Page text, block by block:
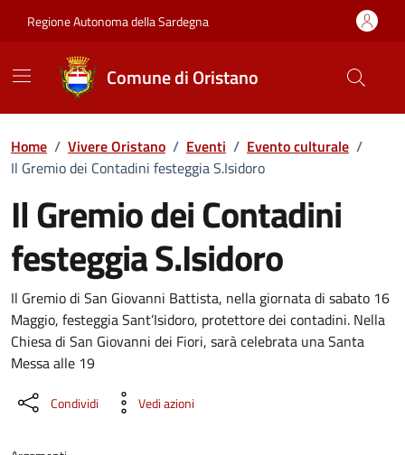
Regione Autonoma della Sardegna
Comune di Oristano
Home / Vivere Oristano / Eventi / Evento culturale /
Il Gremio dei Contadini festeggia S.Isidoro
Il Gremio dei Contadini
festeggia S.Isidoro
Dettaglio dell'evento
Il Gremio di San Giovanni Battista, nella giornata di sabato 16
Maggio, festeggia Sant’Isidoro, protettore dei contadini. Nella
Chiesa di San Giovanni dei Fiori, sarà celebrata una Santa
Messa alle 19
Condividi Vedi azioni